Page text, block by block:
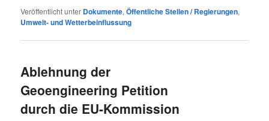
Veröffentlicht unter Dokumente,Öffentliche Stellen / Regierungen,
Umwelt- und Wetterbeinflussung
Ablehnung der
Geoengineering Petition
durch die EU-Kommission